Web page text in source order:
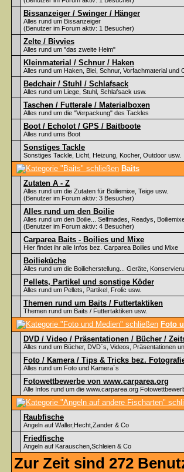
Bissanzeiger / Swinger / Hänger
Alles rund um Bissanzeiger
(Benutzer im Forum aktiv: 1 Besucher)
Zelte / Bivvies
Alles rund um "das zweite Heim"
Kleinmaterial / Schnur / Haken
Alles rund um Haken, Blei, Schnur, Vorfachmaterial und
Bedchair / Stuhl / Schlafsack
Alles rund um Liege, Stuhl, Schlafsack usw.
Taschen / Futterale / Materialboxen
Alles rund um die "Verpackung" des Tackles
Boot / Echolot / GPS / Baitboote
Alles rund ums Boot
Sonstiges Tackle
Sonstiges Tackle, Licht, Heizung, Kocher, Outdoor usw.
Baits
Zutaten A - Z
Alles rund um die Zutaten für Boiliemixe, Teige usw.
(Benutzer im Forum aktiv: 3 Besucher)
Alles rund um den Boilie
Alles rund um den Boilie... Selfmades, Readys,
(Benutzer im Forum aktiv: 4 Besucher)
Carparea Baits - Boilies und Mixe
Hier findet ihr alle Infos bez. Carparea Boilies und Mixe
Boilieküche
Alles rund um die Boilieherstellung... Geräte,
Pellets, Partikel und sonstige Köder
Alles rund um Pellets, Partikel, Frolic usw.
Themen rund um Baits / Futtertaktiken
Themen rund um Baits / Futtertaktiken usw.
Foto
DVD / Video / Präsentationen / Bücher /
Alles rund um Bücher, DVD`s, Videos, Präsentationen
Foto / Kamera / Tips & Tricks bez.
Alles rund um Foto und Kamera`s
Fotowettbewerbe von www.carparea.org
Alle Infos rund um die www.carparea.org
Raubfische
Angeln auf Waller,Hecht,Zander & Co
Friedfische
Angeln auf Karauschen,Schleien & Co
Zur Zeit sind 272